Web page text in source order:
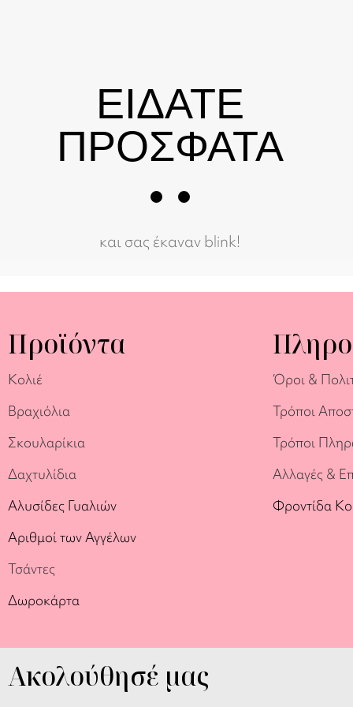
ΕΙΔΑΤΕ
ΠΡΟΣΦΑΤΑ
και σας έκαναν blink!
Προϊόντα
Κολιέ
Βραχιόλια
Σκουλαρίκια
Δαχτυλίδια
Αλυσίδες Γυαλιών
Αριθμοί των Αγγέλων
Τσάντες
Δωροκάρτα
Όροι &
Τρόποι
Τρόποι
Αλλαγές &
Φροντίδα
Ακολούθησέ μας